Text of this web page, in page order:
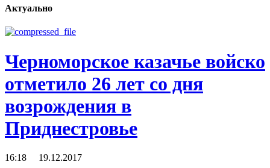
Актуально
Черноморское казачье войско
отметило 26 лет со дня
возрождения в
Приднестровье
16:18 19.12.2017